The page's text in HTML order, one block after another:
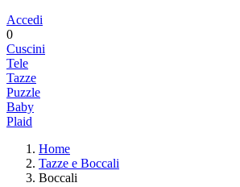
Accedi
0
Cuscini
Tele
Tazze
Puzzle
Baby
Plaid
Home
Tazze e Boccali
Boccali